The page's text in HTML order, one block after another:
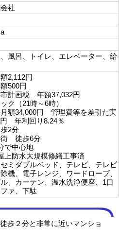
社
風呂、トイレ、エレベーター、給
2,112円
500円
計画税 年額37,032円
ク（21時～6時）
額34,000円 管理費等を差引た実
年利回り8.24％
2分
徒歩6分
で中心地
防水大規模修繕工事済
ミダブルベッド、テレビ、テレビ
機、電子レンジ、ワードローブ、
、カーテン、温水洗浄便座、1口
ァ、下駄
歩２分と非常に近いマンショ